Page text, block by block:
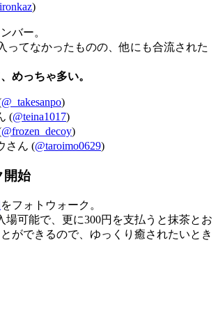
)
バー。
ってなかったものの、他にも合流された
めっちゃ多い。
@_takesanpo)
(@teina1017)
@frozen_decoy)
さん (@taroimo0629)
開始
をフォトウォーク。
場可能で、更に300円を支払うと抹茶とお
ができるので、ゆっくり癒されたいとき